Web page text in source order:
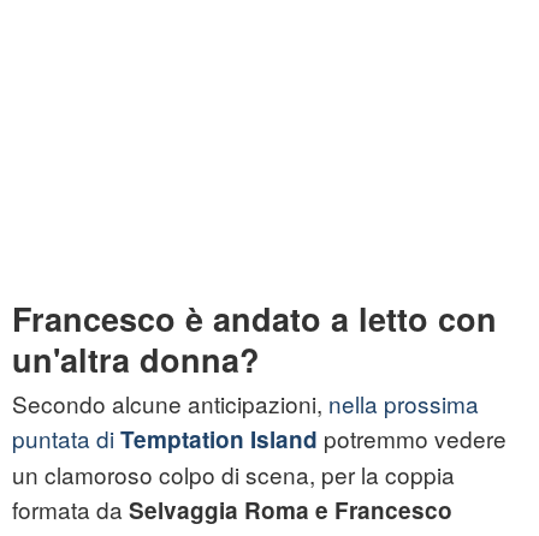
Francesco è andato a letto con
un'altra donna?
Secondo alcune anticipazioni, nella prossima
puntata diTemptation Island potremmo vedere
un clamoroso colpo di scena, per la coppia
formata da Selvaggia Roma e Francesco